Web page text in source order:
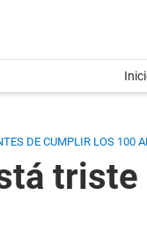
DE CUMPLIR LOS 100
triste